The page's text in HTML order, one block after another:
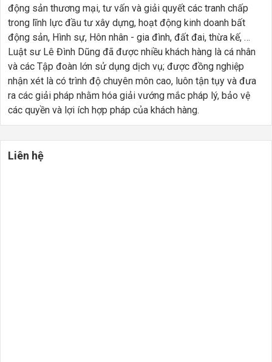
động sản thương mại, tư vấn và giải quyết các tranh chấp
trong lĩnh lực đầu tư xây dựng, hoạt động kinh doanh bất
động sản, Hình sự, Hôn nhân - gia đình, đất đai, thừa kế, …
Luật sư Lê Đình Dũng đã được nhiều khách hàng là cá nhân
và các Tập đoàn lớn sử dụng dịch vụ; được đồng nghiệp
nhận xét là có trình độ chuyên môn cao, luôn tận tụy và đưa
ra các giải pháp nhằm hóa giải vướng mắc pháp lý, bảo vệ
các quyền và lợi ích hợp pháp của khách hàng.
Liên hệ